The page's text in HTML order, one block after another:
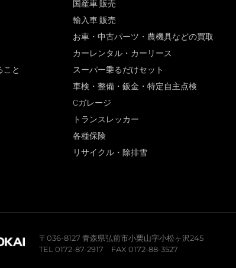
こと
国産車 販売
輸入車 販売
お車・中古パーツ・農機具などの買取
カーレンタル・カーリース
スーパー乗るだけセット
車検・整備・鈑金・特定自主点検
Cガレージ
トランスレッカー
各種保険
リサイクル・除排雪
〒036-8127 青森県弘前市小栗山字小松ヶ沢245
TEL 0172-87-2917 FAX 0172-88-3527